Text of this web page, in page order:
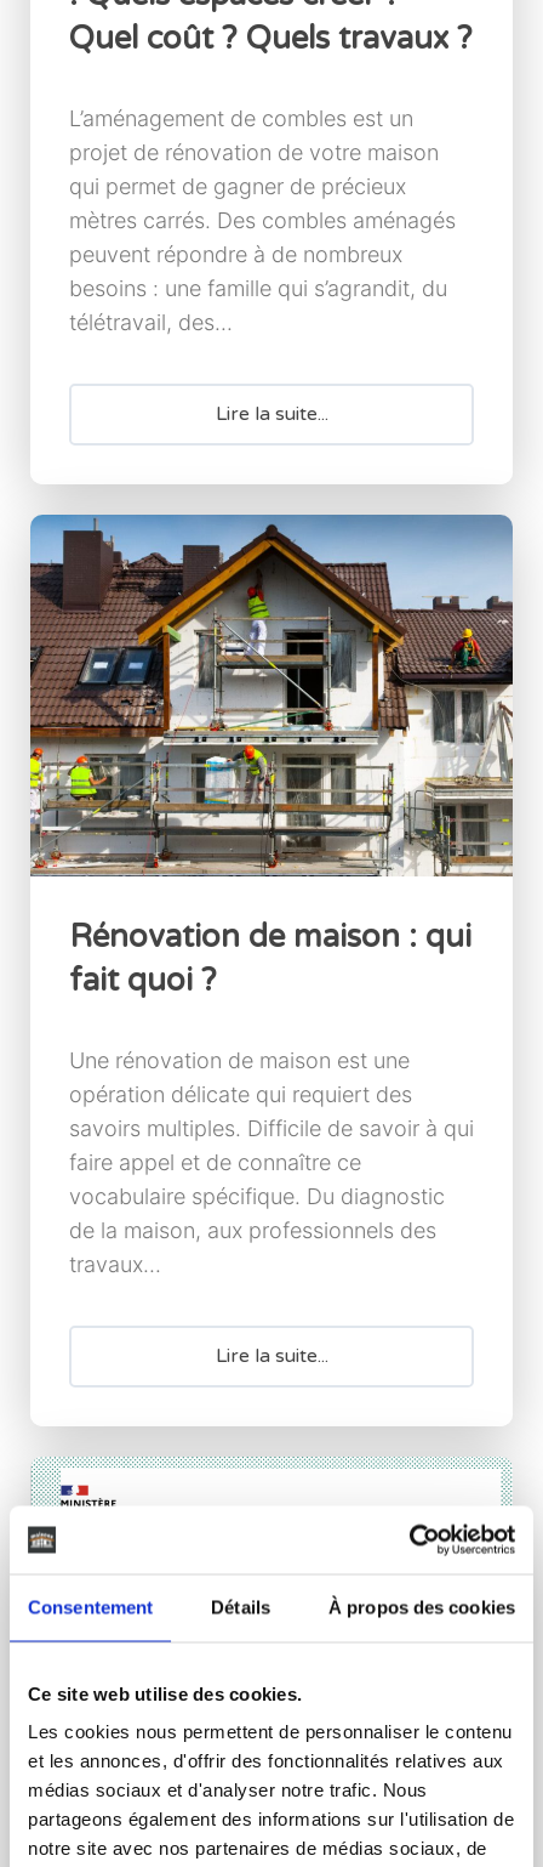
Consentement Détails À propos des cookies
Ce site web utilise des cookies.
Les cookies nous permettent de personnaliser le contenu
et les annonces, d'offrir des fonctionnalités relatives aux
médias sociaux et d'analyser notre trafic. Nous
partageons également des informations sur l'utilisation de
notre site avec nos partenaires de médias sociaux, de
Quel coût ? Quels travaux ?
L’aménagement de combles est un
projet de rénovation de votre maison
qui permet de gagner de précieux
mètres carrés. Des combles aménagés
peuvent répondre à de nombreux
besoins : une famille qui s’agrandit, du
télétravail, des...
Lire la suite...
Rénovation de maison : qui
fait quoi ?
Une rénovation de maison est une
opération délicate qui requiert des
savoirs multiples. Difficile de savoir à qui
faire appel et de connaître ce
vocabulaire spécifique. Du diagnostic
de la maison, aux professionnels des
travaux...
Lire la suite...